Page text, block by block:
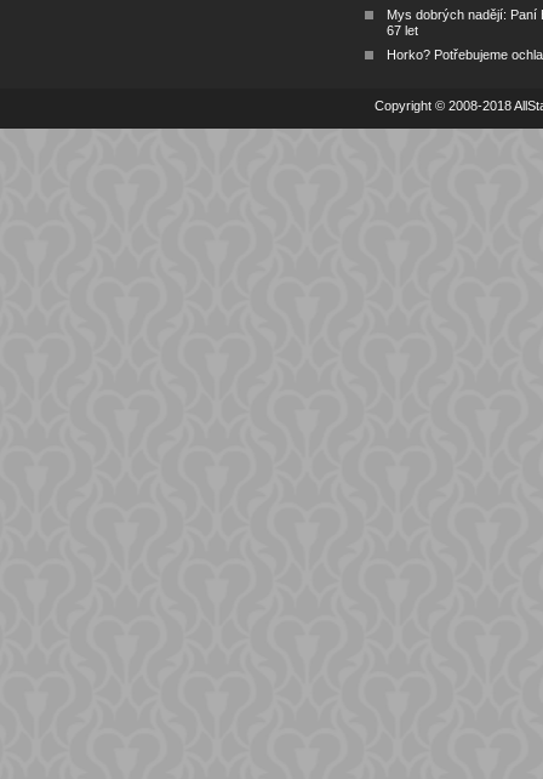
Mys dobrých nadějí: Paní
67 let
Horko? Potřebujeme
Copyright © 2008-2018